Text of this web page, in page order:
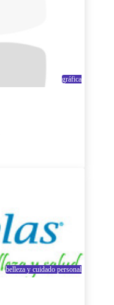
gráfica
belleza y cuidado personal